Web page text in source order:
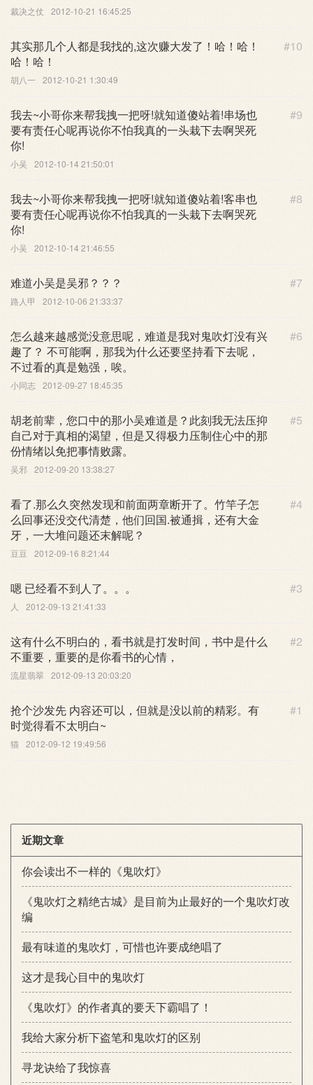
裁决之仗 2012-10-21 16:45:25
#10
其实那几个人都是我找的,这次赚大发了！哈！哈！
哈！哈！
胡八一 2012-10-21 1:30:49
#9
我去~小哥你来帮我拽一把呀!就知道傻站着!串场也
要有责任心呢再说你不怕我真的一头栽下去啊哭死
你!
小吴 2012-10-14 21:50:01
#8
我去~小哥你来帮我拽一把呀!就知道傻站着!客串也
要有责任心呢再说你不怕我真的一头栽下去啊哭死
你!
小吴 2012-10-14 21:46:55
#7
难道小吴是吴邪？？？
路人甲 2012-10-06 21:33:37
#6
怎么越来越感觉没意思呢，难道是我对鬼吹灯没有兴
趣了？ 不可能啊，那我为什么还要坚持看下去呢，
不过看的真是勉强，唉。
小同志 2012-09-27 18:45:35
#5
胡老前辈，您口中的那小吴难道是？此刻我无法压抑
自己对于真相的渴望，但是又得极力压制住心中的那
份情绪以免把事情败露。
吴邪 2012-09-20 13:38:27
#4
看了.那么久突然发现和前面两章断开了。竹竿子怎
么回事还没交代清楚，他们回国.被通揖，还有大金
牙，一大堆问题还末解呢？
豆豆 2012-09-16 8:21:44
#3
嗯 已经看不到人了。。。
人 2012-09-13 21:41:33
#2
这有什么不明白的，看书就是打发时间，书中是什么
不重要，重要的是你看书的心情，
流星翡翠 2012-09-13 20:03:20
#1
抢个沙发先 内容还可以，但就是没以前的精彩。有
时觉得看不太明白~
猫 2012-09-12 19:49:56
近期文章
你会读出不一样的《鬼吹灯》
《鬼吹灯之精绝古城》是目前为止最好的一个鬼吹灯改
编
最有味道的鬼吹灯，可惜也许要成绝唱了
这才是我心目中的鬼吹灯
《鬼吹灯》的作者真的要天下霸唱了！
我给大家分析下盗笔和鬼吹灯的区别
寻龙诀给了我惊喜